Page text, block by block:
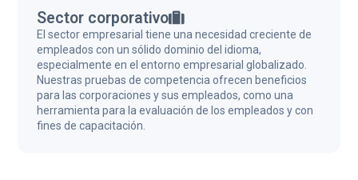
Sector corporativo
El sector empresarial tiene una necesidad creciente de
empleados con un sólido dominio del idioma,
especialmente en el entorno empresarial globalizado.
Nuestras pruebas de competencia ofrecen beneficios
para las corporaciones y sus empleados, como una
herramienta para la evaluación de los empleados y con
fines de capacitación.